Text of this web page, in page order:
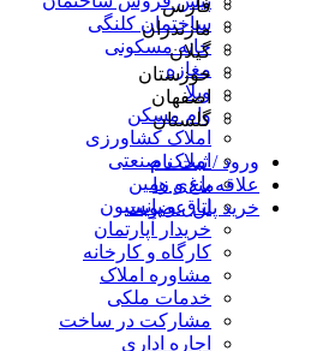
ساختمان کلنگی
خانه مسکونی
مغازه
ویلا
وام مسکن
املاک کشاورزی
املاک صنعتی
باغ و زمین
اتاق و پانسیون
خریدار آپارتمان
کارگاه و کارخانه
مشاوره املاک
خدمات ملکی
مشارکت در ساخت
اجاره اداری
فارس
مازندران
گیلان
خوزستان
اصفهان
گلستان
ورود / ثبت نام
علاقه‌مندی ها
خرید پلن عضویت